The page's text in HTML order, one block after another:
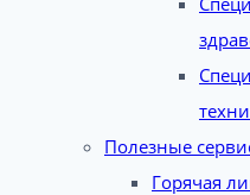
Полезные
Горячая